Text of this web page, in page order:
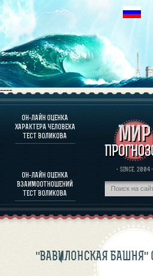
----
ОН-ЛАЙН ОЦЕНКА
ХАРАКТЕРА ЧЕЛОВЕКА
ТЕСТ ВОЛИКОВА
ОН-ЛАЙН ОЦЕНКА
ВЗАИМООТНОШЕНИЙ
ТЕСТ ВОЛИКОВА
· SINCE. 2004 ·
О
ОЦЕНКА ХАРАКТЕРA
ОЦЕНКА ХАРАКТЕРА
О
ПРОГНОЗЫ И
"ВАВИЛОНСКАЯ БАШНЯ"